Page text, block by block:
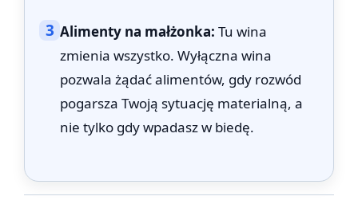
3 Alimenty na małżonka: Tu wina
zmienia wszystko. Wyłączna wina
pozwala żądać alimentów, gdy rozwód
pogarsza Twoją sytuację materialną, a
nie tylko gdy wpadasz w biedę.